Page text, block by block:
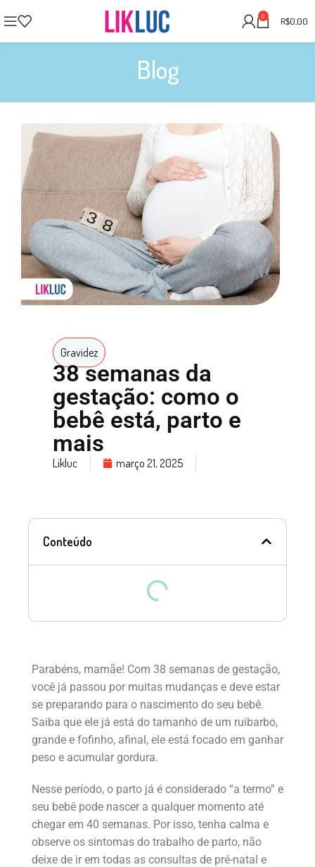
0 R$0,00
Blog
Gravidez
38 semanas da
gestação: como o
bebê está, parto e
mais
Likluc março 21, 2025
Conteúdo
Parabéns, mamãe! Com 38 semanas de gestação,
você já passou por muitas mudanças e deve estar
se preparando para o nascimento do seu bebê.
Saiba que ele já está do tamanho de um ruibarbo,
grande e fofinho, afinal, ele está focado em ganhar
peso e acumular gordura.
Nesse período, o parto já é considerado “a termo” e
seu bebê pode nascer a qualquer momento até
chegar em 40 semanas. Por isso, tenha calma e
observe os sintomas do trabalho de parto, não
deixe de ir em todas as consultas de pré-natal e